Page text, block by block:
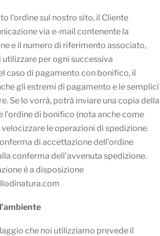
l’ordine sul nostro sito, il Cliente
via e-mail contenente la
e il numero di riferimento associato,
per ogni successiva
caso di pagamento con bonifico, il
gli estremi di pagamento e le semplici
Se lo vorrà, potrà inviare una copia della
di bonifico (nota anche come
velocizzare le operazioni di spedizione.
di accettazione dell’ordine
conferma dell’avvenuta spedizione.
è a disposizione
che noi utilizziamo prevede il